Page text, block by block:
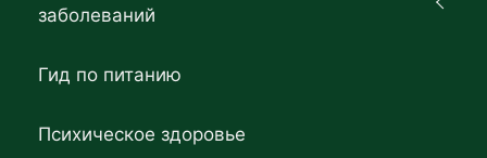
заболеваний
Гид по питанию
Психическое здоровье